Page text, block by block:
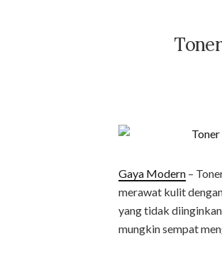
Gaya Modern –
merawat kulit
yang tidak
mungkin sempat